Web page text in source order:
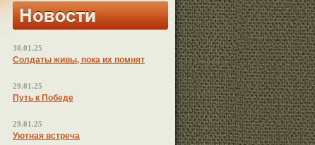
30.01.25
Солдаты живы, пока их помнят
29.01.25
Путь к Победе
29.01.25
Уютная встреча